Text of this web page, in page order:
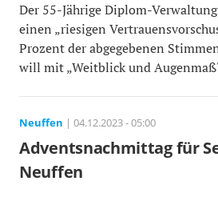
Der 55-Jährige Diplom-
einen „riesigen
Prozent der abgegebenen
will mit „Weitblick und
Neuffen | 04.12.2023 - 05:00
Adventsnachmittag für
Neuffen